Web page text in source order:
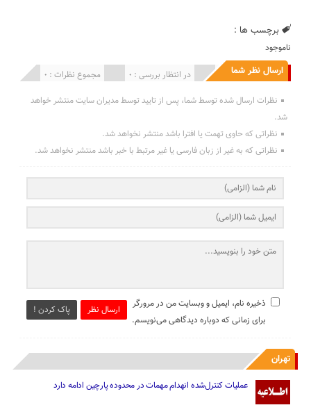
برچسب ها :
ناموجود
ارسال نظر شما مجموع نظرات : 0 در انتظار بررسی : 0 انتشار یافته : 0
نظرات ارسال شده توسط شما، پس از تایید توسط مدیران سایت منتشر خواهد
شد.
نظراتی که حاوی تهمت یا افترا باشد منتشر نخواهد شد.
نظراتی که به غیر از زبان فارسی یا غیر مرتبط با خبر باشد منتشر نخواهد شد.
ارسال نظر پاک کردن !
ذخیره نام، ایمیل و وبسایت من در مرورگر
برای زمانی که دوباره دیدگاهی می‌نویسم.
تهران
عملیات کنترل‌شده انهدام مهمات در محدوده پارچین ادامه دارد